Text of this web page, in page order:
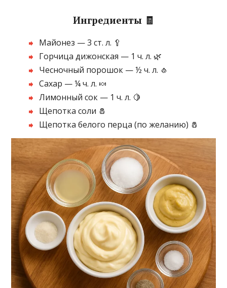
Ингредиенты 🧾
Майонез — 3 ст. л. 🥄
Горчица дижонская — 1 ч. л. 🌿
Чесночный порошок — ½ ч. л. 🧄
Сахар — ¼ ч. л. 🍬
Лимонный сок — 1 ч. л. 🍋
Щепотка соли 🧂
Щепотка белого перца (по желанию) 🧂